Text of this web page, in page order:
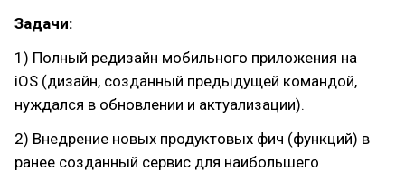
Задачи:
1) Полный редизайн мобильного приложения на
iOS (дизайн, созданный предыдущей командой,
нуждался в обновлении и актуализации).
2) Внедрение новых продуктовых фич (функций) в
ранее созданный сервис для наибольшего